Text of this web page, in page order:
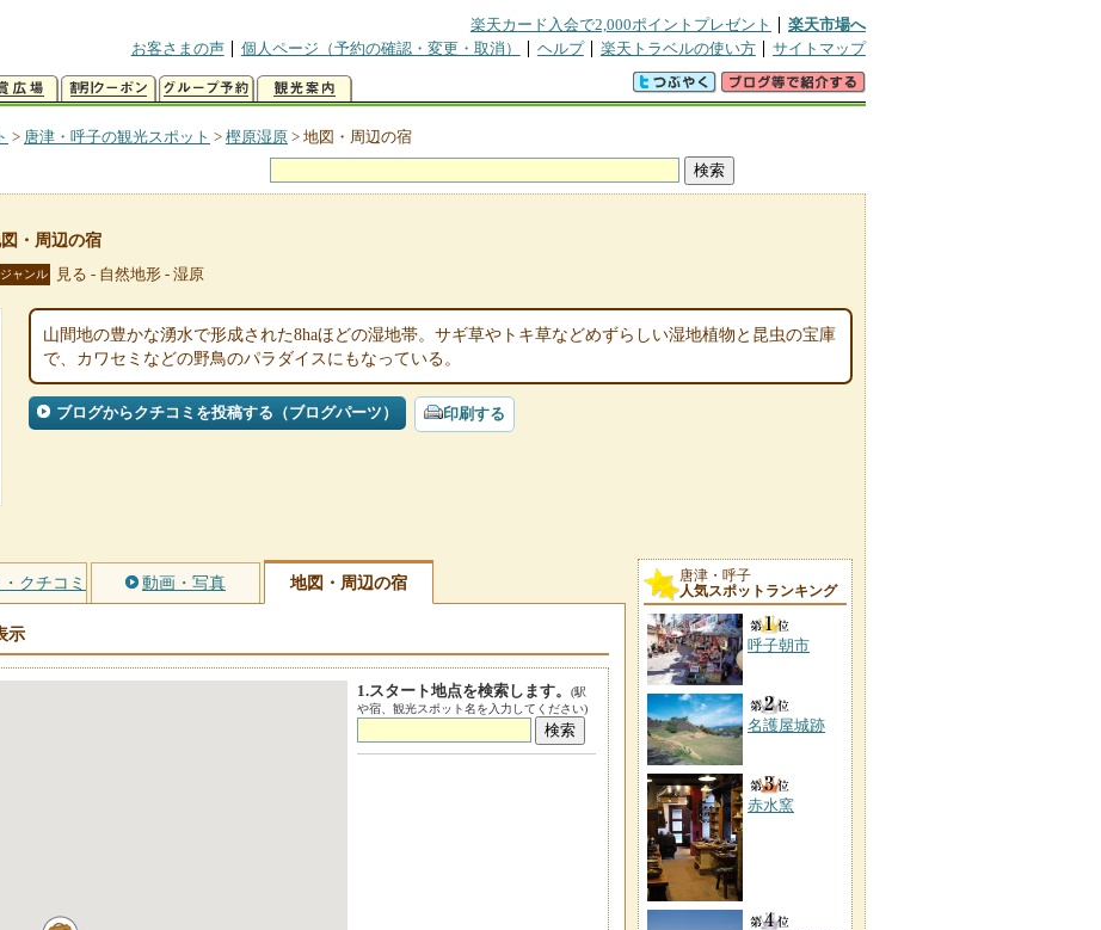
楽天カード入会で2,000ポイントプレゼント
楽天市場へ
お客さまの声
個人ページ（予約の確認・変更・取消） ヘルプ 楽天トラベルの使い方 サイトマップ
> 唐津・呼子の観光スポット > 樫原湿原 > 地図・周辺の宿
・周辺の宿
ジャンル 見る - 自然地形 - 湿原
山間地の豊かな湧水で形成された8haほどの湿地帯。サギ草やトキ草などめずらしい湿地植物と昆虫の宝庫
で、カワセミなどの野鳥のパラダイスにもなっている。
ブログからクチコミを投稿する（ブログパーツ） 印刷する
クチコミ 動画・写真 地図・周辺の宿
示
1.スタート地点を検索します。
(駅
や宿、観光スポット名を入力してください)
唐津・呼子
人気スポットランキング
呼子朝市
名護屋城跡
赤水窯